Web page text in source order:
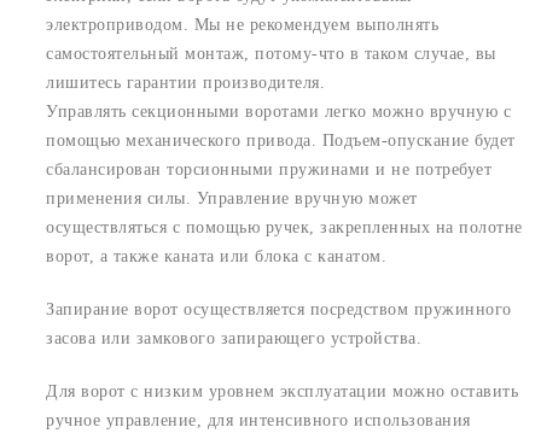
электроприводом. Мы не рекомендуем выполнять
самостоятельный монтаж, потому-что в таком случае, вы
лишитесь гарантии производителя.
Управлять секционными воротами легко можно вручную с
помощью механического привода. Подъем-опускание будет
сбалансирован торсионными пружинами и не потребует
применения силы. Управление вручную может
осуществляться с помощью ручек, закрепленных на полотне
ворот, а также каната или блока с канатом.
Запирание ворот осуществляется посредством пружинного
засова или замкового запирающего устройства.
Для ворот с низким уровнем эксплуатации можно оставить
ручное управление, для интенсивного использования